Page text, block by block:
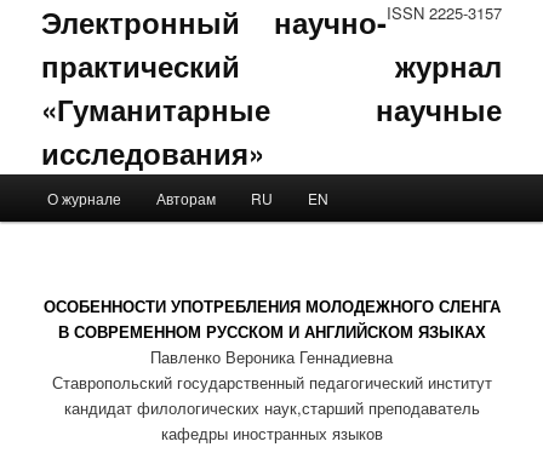
ISSN 2225-3157
Электронный научно-
практический журнал
«Гуманитарные научные
исследования»
Skip to primary content
Skip to secondary content
О журнале Авторам RU EN
ОСОБЕННОСТИ УПОТРЕБЛЕНИЯ МОЛОДЕЖНОГО СЛЕНГА
В СОВРЕМЕННОМ РУССКОМ И АНГЛИЙСКОМ ЯЗЫКАХ
Павленко Вероника Геннадиевна
Ставропольский государственный педагогический институт
кандидат филологических наук,старший преподаватель
кафедры иностранных языков